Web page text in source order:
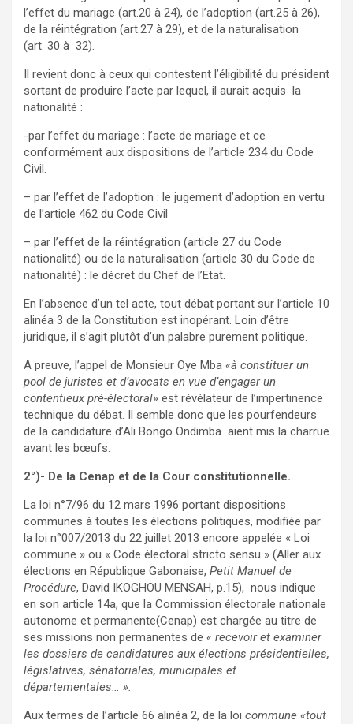
l’effet du mariage (art.20 à 24), de l’adoption (art.25 à 26),
de la réintégration (art.27 à 29), et de la naturalisation
(art. 30 à 32).
Il revient donc à ceux qui contestent l’éligibilité du président
sortant de produire l’acte par lequel, il aurait acquis la
nationalité :
-par l’effet du mariage : l’acte de mariage et ce
conformément aux dispositions de l’article 234 du Code
Civil.
– par l’effet de l’adoption : le jugement d’adoption en vertu
de l’article 462 du Code Civil
– par l’effet de la réintégration (article 27 du Code
nationalité) ou de la naturalisation (article 30 du Code de
nationalité) : le décret du Chef de l’Etat.
En l’absence d’un tel acte, tout débat portant sur l’article 10
alinéa 3 de la Constitution est inopérant. Loin d’être
juridique, il s’agit plutôt d’un palabre purement politique.
A preuve, l’appel de Monsieur Oye Mba «à constituer un
pool de juristes et d’avocats en vue d’engager un
contentieux pré-électoral» est révélateur de l’impertinence
technique du débat. Il semble donc que les pourfendeurs
de la candidature d’Ali Bongo Ondimba aient mis la charrue
avant les bœufs.
2°)- De la Cenap et de la Cour constitutionnelle.
La loi n°7/96 du 12 mars 1996 portant dispositions
communes à toutes les élections politiques, modifiée par
la loi n°007/2013 du 22 juillet 2013 encore appelée « Loi
commune » ou « Code électoral stricto sensu » (Aller aux
élections en République Gabonaise, Petit Manuel de
Procédure, David IKOGHOU MENSAH, p.15), nous indique
en son article 14a, que la Commission électorale nationale
autonome et permanente(Cenap) est chargée au titre de
ses missions non permanentes de « recevoir et examiner
les dossiers de candidatures aux élections présidentielles,
législatives, sénatoriales, municipales et
départementales… ».
Aux termes de l’article 66 alinéa 2, de la loi commune «tout